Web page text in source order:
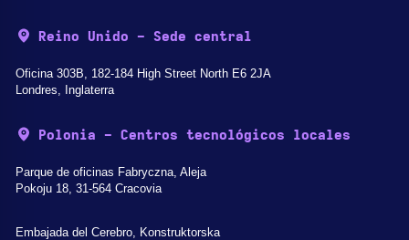
Reino Unido - Sede central
Oficina 303B, 182-184 High Street North E6 2JA
Londres, Inglaterra
Polonia - Centros tecnológicos locales
Parque de oficinas Fabryczna, Aleja
Pokoju 18, 31-564 Cracovia
Embajada del Cerebro, Konstruktorska